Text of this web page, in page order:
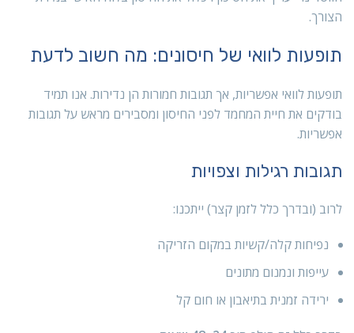
הצורך.
תופעות לוואי של חיסונים: מה חשוב לדעת
תופעות לוואי אפשריות, אך תגובות חמורות הן נדירות. אנו תמיד
בודקים את חיית המחמד לפני החיסון ומסבירים מראש על תגובות
אפשריות.
תגובות רגילות וצפויות
לרוב (ובדרך כלל לזמן קצר) ייתכנו:
נפיחות קלה/קשיות במקום הזריקה
עייפות ונמנום מתונים
ירידה זמנית בתיאבון או חום קל